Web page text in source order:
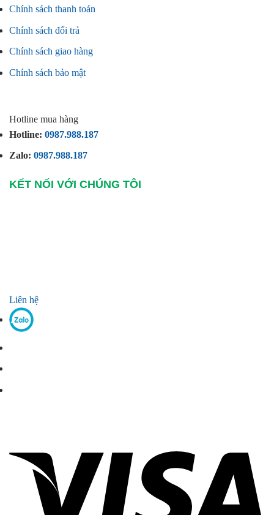
Chính sách thanh toán
Chính sách đổi trả
Chính sách giao hàng
Chính sách bảo mật
Hotline mua hàng
Hotline: 0987.988.187
Zalo: 0987.988.187
KẾT NỐI VỚI CHÚNG TÔI
Liên hệ